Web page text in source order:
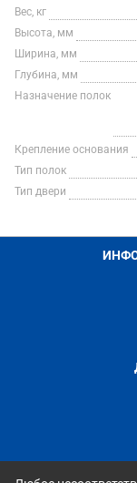
Вес, кг
Высота, мм
Ширина, мм
Глубина, мм
Назначение полок
Крепление основания
Тип полок
Тип двери